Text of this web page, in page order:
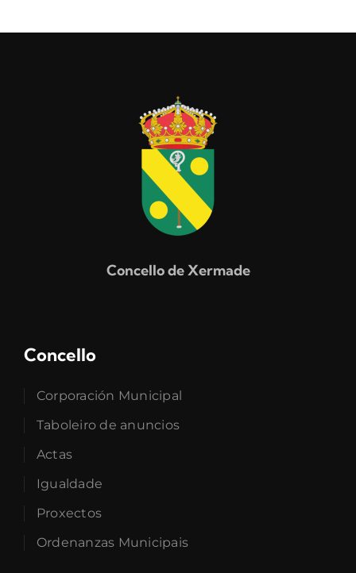
Concello de Xermade
Concello
Corporación Municipal
Taboleiro de anuncios
Actas
Igualdade
Proxectos
Ordenanzas Municipais